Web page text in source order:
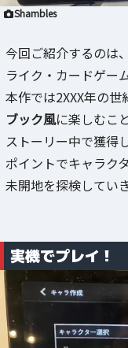
Shambles
今回ご紹介するのは
ライク・カードゲー
本作では2XXX年の
ブック風に楽しむこ
ストーリー中で獲得
ポイントでキャラク
未開地を探検してい
実機でプレイ！